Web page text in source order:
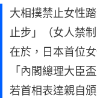
大相撲禁止女性
止步」（女人禁
在於，日本首位
「內閣總理大臣
若首相表達親自